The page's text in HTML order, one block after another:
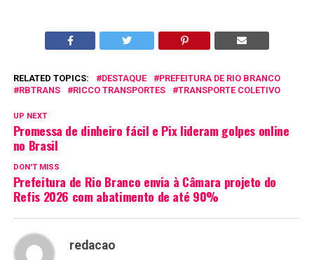
RELATED TOPICS: DESTAQUE
PREFEITURA DE RIO BRANCO
RBTRANS
RICCO TRANSPORTES TRANSPORTE COLETIVO
UP NEXT
Promessa de dinheiro fácil e Pix lideram golpes online
no Brasil
DON'T MISS
Prefeitura de Rio Branco envia à Câmara projeto do
Refis 2026 com abatimento de até 90%
redacao